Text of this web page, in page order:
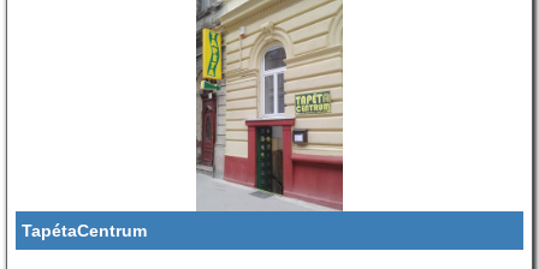
TapétaCentrum